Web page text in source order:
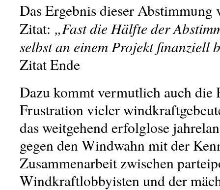
Das Ergebnis dieser
Zitat: „Fast die Hälfte der
selbst an einem Projekt finanziell
Zitat Ende
Dazu kommt vermutlich auch die
Frustration vieler
das weitgehend erfolglose
gegen den Windwahn mit der
Zusammenarbeit zwischen
Windkraftlobbyisten und der